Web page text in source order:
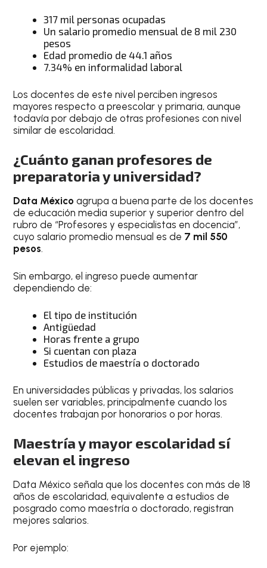
317 mil personas ocupadas
Un salario promedio mensual de 8 mil 230
pesos
Edad promedio de 44.1 años
7.34% en informalidad laboral
Los docentes de este nivel perciben ingresos
mayores respecto a preescolar y primaria, aunque
todavía por debajo de otras profesiones con nivel
similar de escolaridad.
¿Cuánto ganan profesores de
preparatoria y universidad?
Data México agrupa a buena parte de los docentes
de educación media superior y superior dentro del
rubro de “Profesores y especialistas en docencia”,
cuyo salario promedio mensual es de 7 mil 550
pesos.
Sin embargo, el ingreso puede aumentar
dependiendo de:
El tipo de institución
Antigüedad
Horas frente a grupo
Si cuentan con plaza
Estudios de maestría o doctorado
En universidades públicas y privadas, los salarios
suelen ser variables, principalmente cuando los
docentes trabajan por honorarios o por horas.
Maestría y mayor escolaridad sí
elevan el ingreso
Data México señala que los docentes con más de 18
años de escolaridad, equivalente a estudios de
posgrado como maestría o doctorado, registran
mejores salarios.
Por ejemplo: